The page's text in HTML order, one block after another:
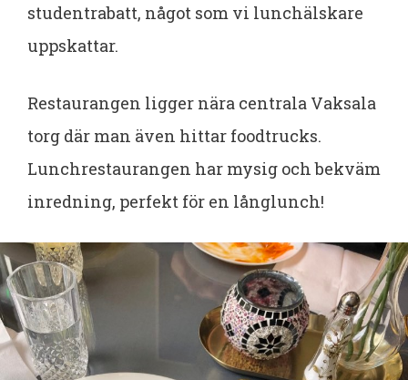
studentrabatt, något som vi lunchälskare
uppskattar.
Restaurangen ligger nära centrala Vaksala
torg där man även hittar foodtrucks.
Lunchrestaurangen har mysig och bekväm
inredning, perfekt för en långlunch!